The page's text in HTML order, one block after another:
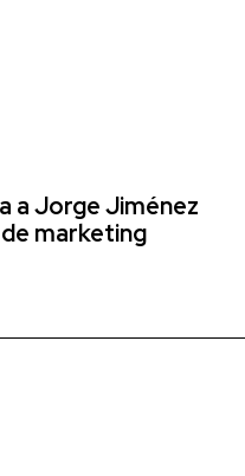
a Jorge Jiménez
marketing